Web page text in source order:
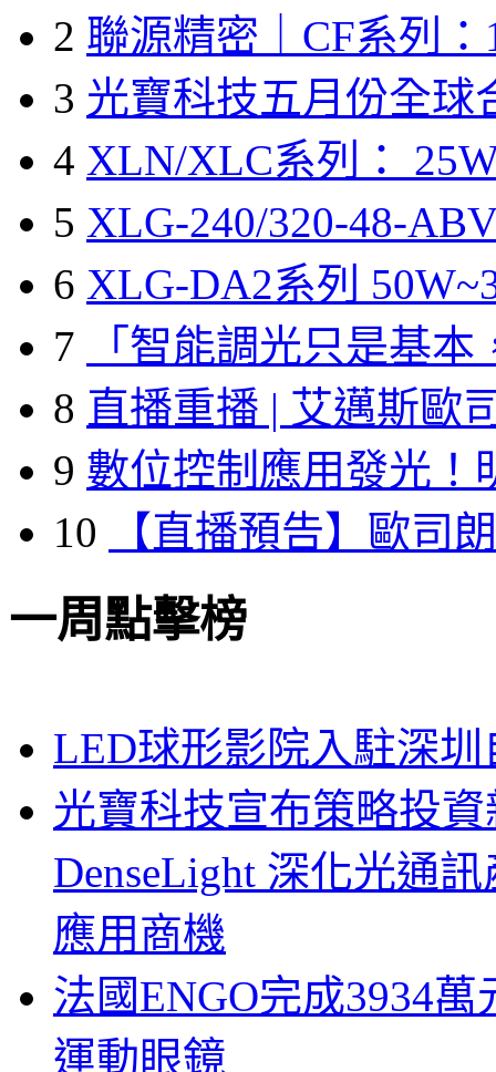
2 聯源精密｜CF系列：
3 光寶科技五月份全球
4 XLN/XLC系列：
5 XLG-240/320-48-
6 XLG-DA2系列
7
「智能調光只是基本
8 直播重播 | 艾邁斯歐
9 數位控制應用發光！
10
【直播預告】歐司
一周點擊榜
LED球形影院入駐深
光寶科技宣布策略投
DenseLight 深化光通
應用商機
法國ENGO完成3934
運動眼鏡